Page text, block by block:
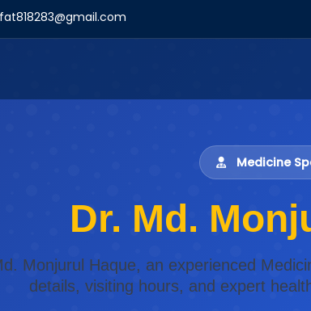
Medicine
Dr. Md.
Monjurul Haque, an experienced
details, visiting hours, and expert